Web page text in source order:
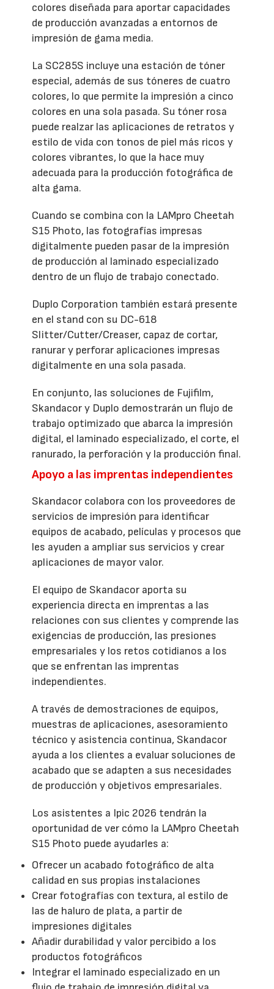
colores diseñada para aportar capacidades
de producción avanzadas a entornos de
impresión de gama media.
La SC285S incluye una estación de tóner
especial, además de sus tóneres de cuatro
colores, lo que permite la impresión a cinco
colores en una sola pasada. Su tóner rosa
puede realzar las aplicaciones de retratos y
estilo de vida con tonos de piel más ricos y
colores vibrantes, lo que la hace muy
adecuada para la producción fotográfica de
alta gama.
Cuando se combina con la LAMpro Cheetah
S15 Photo, las fotografías impresas
digitalmente pueden pasar de la impresión
de producción al laminado especializado
dentro de un flujo de trabajo conectado.
Duplo Corporation también estará presente
en el stand con su DC-618
Slitter/Cutter/Creaser, capaz de cortar,
ranurar y perforar aplicaciones impresas
digitalmente en una sola pasada.
En conjunto, las soluciones de Fujifilm,
Skandacor y Duplo demostrarán un flujo de
trabajo optimizado que abarca la impresión
digital, el laminado especializado, el corte, el
ranurado, la perforación y la producción final.
Apoyo a las imprentas independientes
Skandacor colabora con los proveedores de
servicios de impresión para identificar
equipos de acabado, películas y procesos que
les ayuden a ampliar sus servicios y crear
aplicaciones de mayor valor.
El equipo de Skandacor aporta su
experiencia directa en imprentas a las
relaciones con sus clientes y comprende las
exigencias de producción, las presiones
empresariales y los retos cotidianos a los
que se enfrentan las imprentas
independientes.
A través de demostraciones de equipos,
muestras de aplicaciones, asesoramiento
técnico y asistencia continua, Skandacor
ayuda a los clientes a evaluar soluciones de
acabado que se adapten a sus necesidades
de producción y objetivos empresariales.
Los asistentes a Ipic 2026 tendrán la
oportunidad de ver cómo la LAMpro Cheetah
S15 Photo puede ayudarles a:
Ofrecer un acabado fotográfico de alta
calidad en sus propias instalaciones
Crear fotografías con textura, al estilo de
las de haluro de plata, a partir de
impresiones digitales
Añadir durabilidad y valor percibido a los
productos fotográficos
Integrar el laminado especializado en un